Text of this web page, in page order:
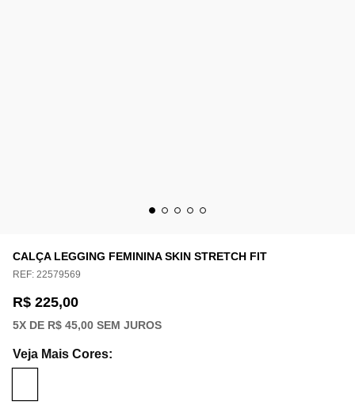
CALÇA LEGGING FEMININA SKIN STRETCH FIT
REF: 22579569
R$ 225,00
5X DE R$ 45,00 SEM JUROS
Veja Mais Cores: